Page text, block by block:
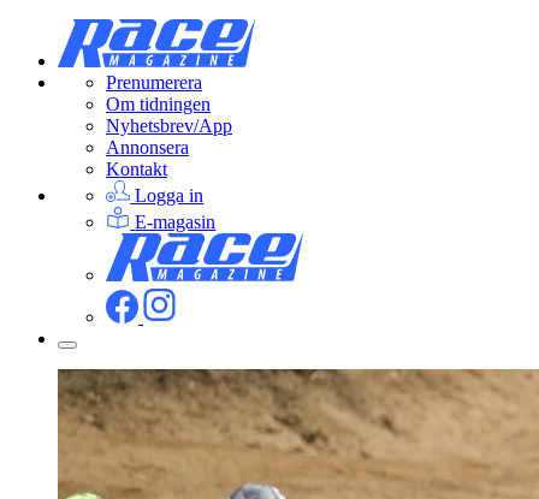
Prenumerera
Om tidningen
Nyhetsbrev/App
Annonsera
Kontakt
Logga in
E-magasin